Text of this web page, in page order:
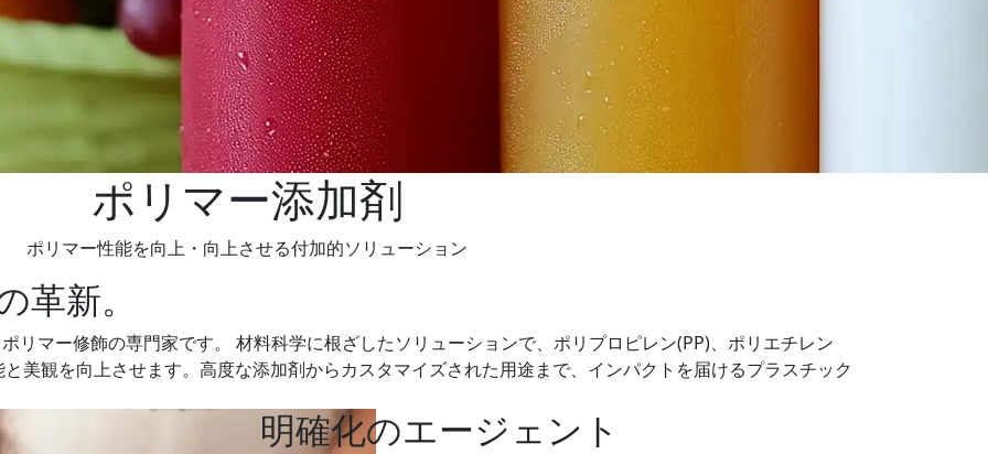
ポリマー添加剤
ポリマー性能を向上・向上させる付加的ソリューション
革新。
リマー修飾の専門家です。 材料科学に根ざしたソリューションで、ポリプロピレン(PP)、ポリエチレン
美観を向上させます。高度な添加剤からカスタマイズされた用途まで、インパクトを届けるプラスチック
明確化のエージェント